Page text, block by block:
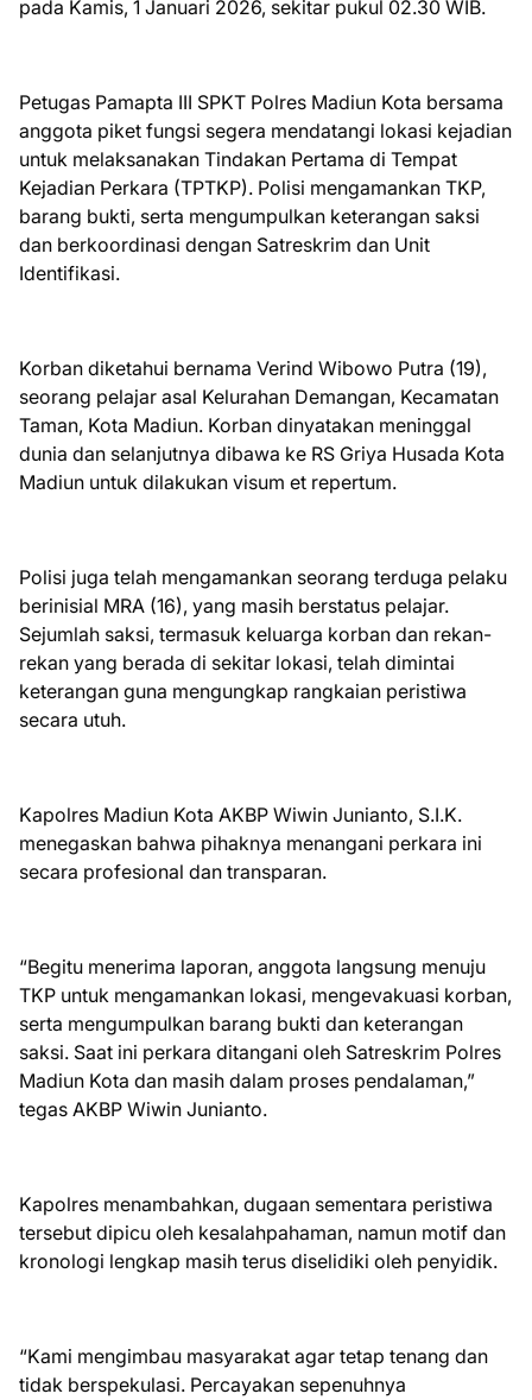
pada Kamis, 1 Januari 2026, sekitar pukul 02.30 WIB.
Petugas Pamapta III SPKT Polres Madiun Kota bersama
anggota piket fungsi segera mendatangi lokasi kejadian
untuk melaksanakan Tindakan Pertama di Tempat
Kejadian Perkara (TPTKP). Polisi mengamankan TKP,
barang bukti, serta mengumpulkan keterangan saksi
dan berkoordinasi dengan Satreskrim dan Unit
Identifikasi.
Korban diketahui bernama Verind Wibowo Putra (19),
seorang pelajar asal Kelurahan Demangan, Kecamatan
Taman, Kota Madiun. Korban dinyatakan meninggal
dunia dan selanjutnya dibawa ke RS Griya Husada Kota
Madiun untuk dilakukan visum et repertum.
Polisi juga telah mengamankan seorang terduga pelaku
berinisial MRA (16), yang masih berstatus pelajar.
Sejumlah saksi, termasuk keluarga korban dan rekan-
rekan yang berada di sekitar lokasi, telah dimintai
keterangan guna mengungkap rangkaian peristiwa
secara utuh.
Kapolres Madiun Kota AKBP Wiwin Junianto, S.I.K.
menegaskan bahwa pihaknya menangani perkara ini
secara profesional dan transparan.
“Begitu menerima laporan, anggota langsung menuju
TKP untuk mengamankan lokasi, mengevakuasi korban,
serta mengumpulkan barang bukti dan keterangan
saksi. Saat ini perkara ditangani oleh Satreskrim Polres
Madiun Kota dan masih dalam proses pendalaman,”
tegas AKBP Wiwin Junianto.
Kapolres menambahkan, dugaan sementara peristiwa
tersebut dipicu oleh kesalahpahaman, namun motif dan
kronologi lengkap masih terus diselidiki oleh penyidik.
“Kami mengimbau masyarakat agar tetap tenang dan
tidak berspekulasi. Percayakan sepenuhnya